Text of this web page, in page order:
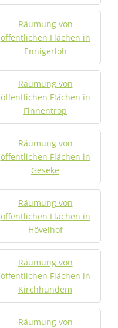
Räumung von
öffentlichen Flächen in
Ennigerloh
Räumung von
öffentlichen Flächen in
Finnentrop
Räumung von
öffentlichen Flächen in
Geseke
Räumung von
öffentlichen Flächen in
Hövelhof
Räumung von
öffentlichen Flächen in
Kirchhundem
Räumung von